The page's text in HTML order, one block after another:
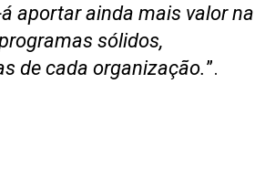
aportar ainda mais valor na
sólidos,
de cada organização.”.